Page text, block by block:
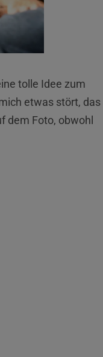
tolle Idee zum
etwas stört, das
dem Foto, obwohl